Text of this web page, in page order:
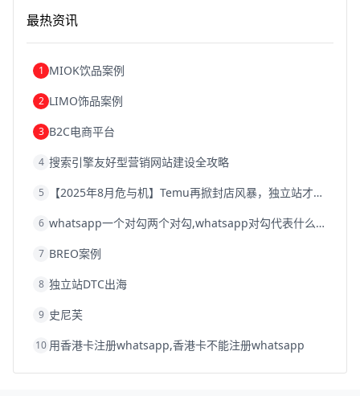
跨境电商关税
跨境电商建站
浙江跨境电商宁波跨境电商跨境电商的模式
跨境电商优势跨境电商的优势
最热资讯
1 MIOK饮品案例
2 LIMO饰品案例
3 B2C电商平台
4 搜索引擎友好型营销网站建设全攻略
5 【2025年8月危与机】Temu再掀封店风暴，独立站才是跨境卖家的避险通道
6 whatsapp一个对勾两个对勾,whatsapp对勾代表什么意思
7 BREO案例
8 独立站DTC出海
9 史尼芙
10 用香港卡注册whatsapp,香港卡不能注册whatsapp